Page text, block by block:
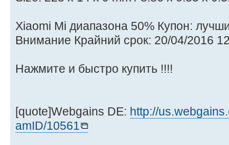
Xiaomi Mi диапазона 50% Купон:
Внимание Крайний срок: 20/04/2016
Нажмите и быстро купить !!!!
[quote]Webgains DE: http://
amID/10561